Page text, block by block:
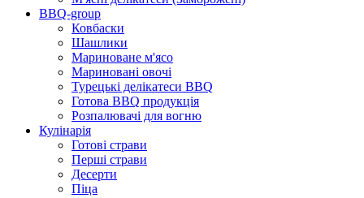
BBQ-group
Ковбаски
Шашлики
Мариноване м'ясо
Мариновані овочі
Турецькі делікатеси BBQ
Готова BBQ продукція
Розпалювачі для вогню
Кулінарія
Готові страви
Перші страви
Десерти
Піца